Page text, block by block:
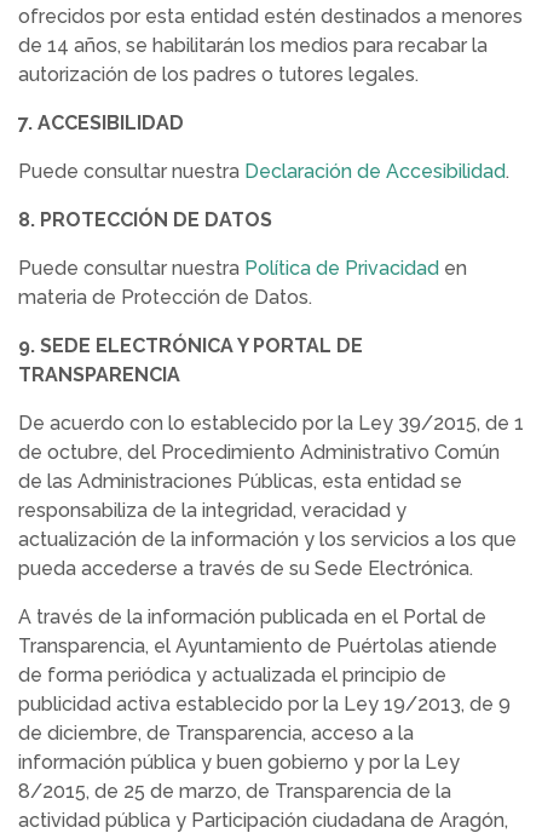
ofrecidos por esta entidad estén destinados a menores
de 14 años, se habilitarán los medios para recabar la
autorización de los padres o tutores legales.
7. ACCESIBILIDAD
Puede consultar nuestra Declaración de Accesibilidad.
8. PROTECCIÓN DE DATOS
Puede consultar nuestra Política de Privacidad en
materia de Protección de Datos.
9. SEDE ELECTRÓNICA Y PORTAL DE
TRANSPARENCIA
De acuerdo con lo establecido por la Ley 39/2015, de 1
de octubre, del Procedimiento Administrativo Común
de las Administraciones Públicas, esta entidad se
responsabiliza de la integridad, veracidad y
actualización de la información y los servicios a los que
pueda accederse a través de su Sede Electrónica.
A través de la información publicada en el Portal de
Transparencia, el Ayuntamiento de Puértolas atiende
de forma periódica y actualizada el principio de
publicidad activa establecido por la Ley 19/2013, de 9
de diciembre, de Transparencia, acceso a la
información pública y buen gobierno y por la Ley
8/2015, de 25 de marzo, de Transparencia de la
actividad pública y Participación ciudadana de Aragón,